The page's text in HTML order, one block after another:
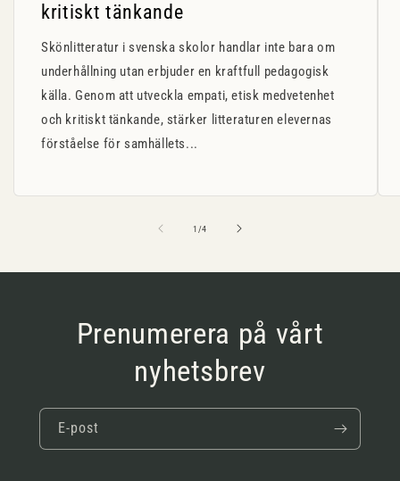
kritiskt tänkande
Skönlitteratur i svenska skolor handlar inte bara om
underhållning utan erbjuder en kraftfull pedagogisk
källa. Genom att utveckla empati, etisk medvetenhet
och kritiskt tänkande, stärker litteraturen elevernas
förståelse för samhällets...
1 /av
4
Prenumerera på vårt
nyhetsbrev
E-post